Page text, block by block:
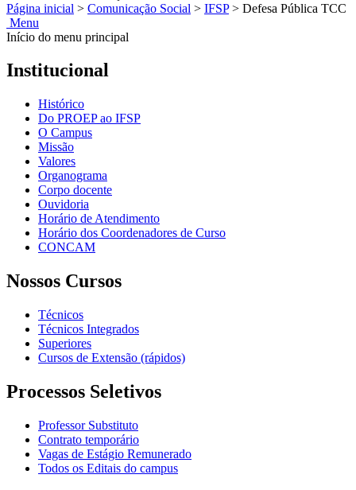
Página inicial > Comunicação Social > IFSP > Defesa Pública TCC
Menu
Início do menu principal
Institucional
Histórico
Do PROEP ao IFSP
O Campus
Missão
Valores
Organograma
Corpo docente
Ouvidoria
Horário de Atendimento
Horário dos Coordenadores de Curso
CONCAM
Nossos Cursos
Técnicos
Técnicos Integrados
Superiores
Cursos de Extensão (rápidos)
Processos Seletivos
Professor Substituto
Contrato temporário
Vagas de Estágio Remunerado
Todos os Editais do campus